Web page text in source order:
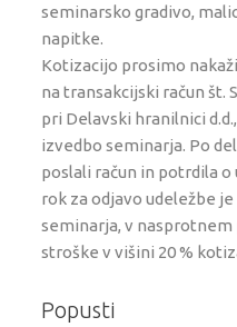
seminarsko gradivo,
napitke.
Kotizacijo prosimo
na transakcijski račun št.
pri Delavski hranilnici
izvedbo seminarja. Po
poslali račun in potrdila o
rok za odjavo udeležbe
seminarja, v
stroške v višini 20 %
Popusti